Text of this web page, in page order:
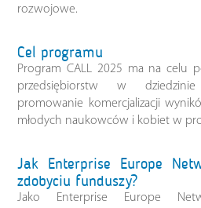
rozwojowe.
Cel programu
Program CALL 2025 ma na celu
przedsiębiorstw w
promowanie komercjalizacji
młodych naukowców i kobiet w
Jak Enterprise Europe
zdobyciu funduszy?
Jako Enterprise Europe